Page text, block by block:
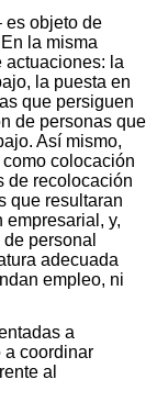
es objeto de
la misma
actuaciones: la
la puesta en
que persiguen
de personas que
Así mismo,
colocación
de recolocación
que resultaran
empresarial, y,
personal
adecuada
empleo, ni
a
a coordinar
al